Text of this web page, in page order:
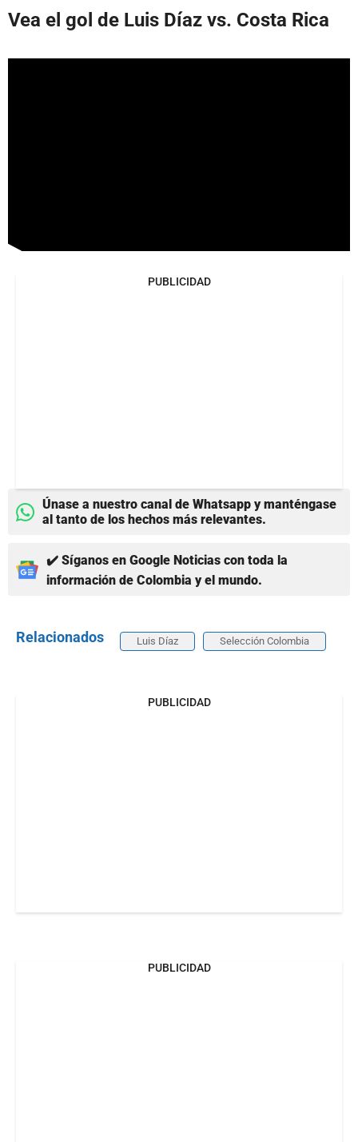
Vea el gol de Luis Díaz vs. Costa Rica
PUBLICIDAD
Únase a nuestro canal de Whatsapp y manténgase
al tanto de los hechos más relevantes.
✔️ Síganos en Google Noticias con toda la
información de Colombia y el mundo.
Relacionados Luis Díaz Selección Colombia
PUBLICIDAD
PUBLICIDAD